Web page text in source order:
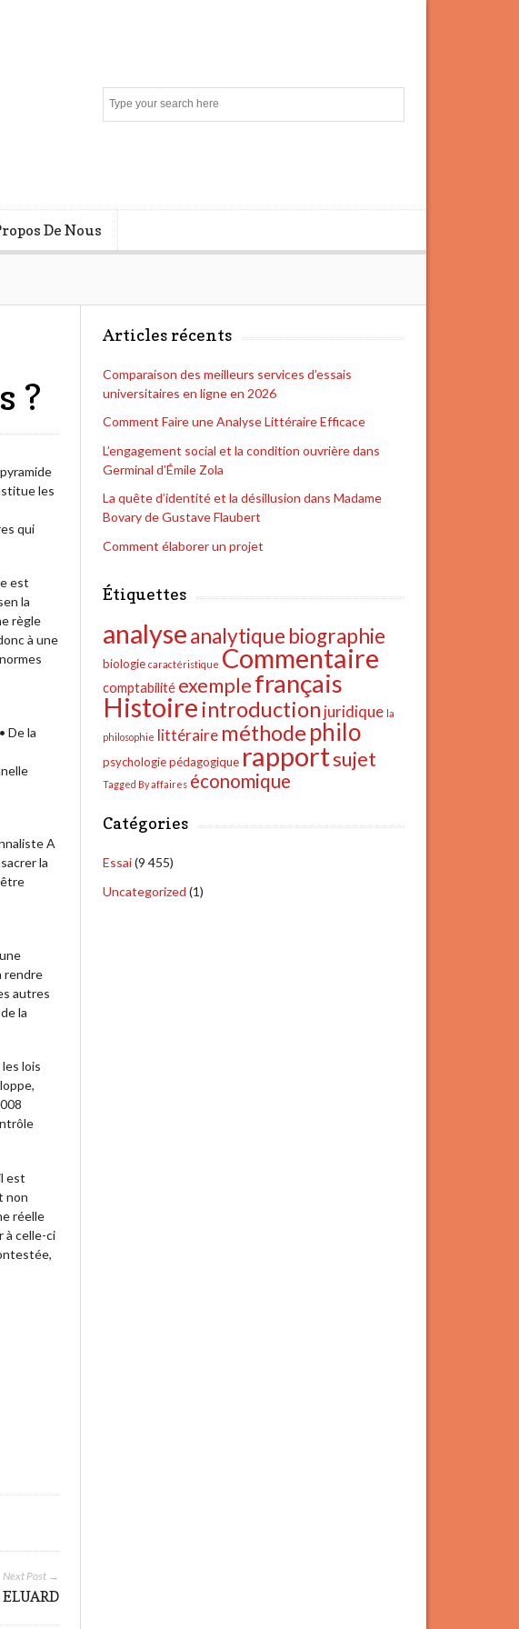
e
De Nous
?
les
qui
est
la
règle
à une
De la
A
la
rendre
autres
la
lois
est
non
réelle
à celle-ci
Next Post →
Articles récents
Comparaison des meilleurs services d’essais
universitaires en ligne en 2026
Comment Faire une Analyse Littéraire Efficace
L’engagement social et la condition ouvrière dans
Germinal d’Émile Zola
La quête d’identité et la désillusion dans Madame
Bovary de Gustave Flaubert
Comment élaborer un projet
Étiquettes
analyseanalytique biographie
biologie caractéristique Commentaire
comptabilité exemplefrançais
Histoire introduction juridique la
philosophie littéraire méthode philo
psychologie pédagogique rapportsujet
Tagged By affaires économique
Catégories
Essai(9 455)
Uncategorized (1)